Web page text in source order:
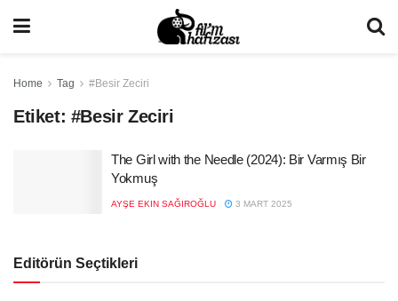
Home Tag #Besir Zeciri
Etiket: #Besir Zeciri
The Girl with the Needle (2024): Bir Varmış Bir
Yokmuş
AYŞE EKIN SAĞIROĞLU 3 MART 2025
Editörün Seçtikleri